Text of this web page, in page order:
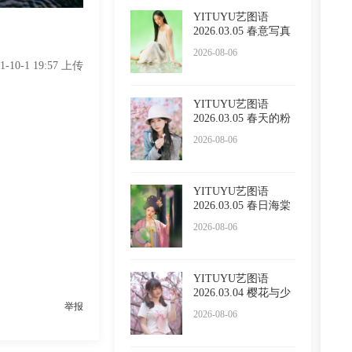
YITUYU艺图语
2026.03.05 春意写真
2026-08-06
YITUYU艺图语
2026.03.05 春天的粉
2026-08-06
YITUYU艺图语
2026.03.05 春日海棠
2026-08-06
YITUYU艺图语
2026.03.04 樱花与少
2026-08-06
10-1 19:57 上传
举报